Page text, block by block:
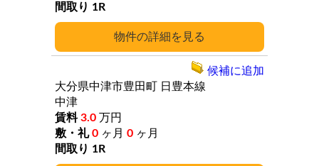
詳細
1R
大分県中津市豊田町
日豊本線
中津
3.0 万円
0 ヶ月 0 ヶ月
1R
候補に追加